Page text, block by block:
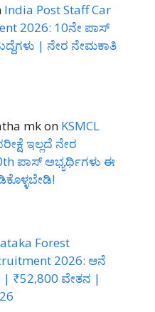
India Post Staff Car
2026: 10ನೇ ಪಾಸ್
| ನೇರ ನೇಮಕಾತಿ
mkon KSMCL
ಇಲ್ಲದೆ ನೇರ
ಪಾಸ್ ಅಭ್ಯರ್ಥಿಗಳು ಈ
Forest
2026: ಆನೆ
| ₹52,800 ವೇತನ |